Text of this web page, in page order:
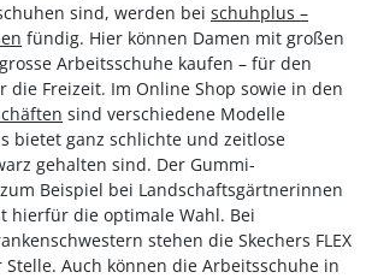
sind, werden bei schuhplus –
fündig. Hier können Damen mit großen
Arbeitsschuhe kaufen – für den
die Freizeit. Im Online Shop sowie in den
sind verschiedene Modelle
bietet ganz schlichte und zeitlose
gehalten sind. Der Gummi-
Beispiel bei Landschaftsgärtnerinnen
hierfür die optimale Wahl. Bei
stehen die Skechers FLEX
Auch können die Arbeitsschuhe in